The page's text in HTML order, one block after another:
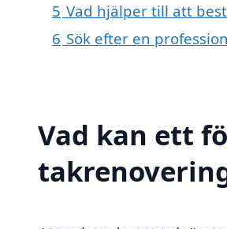
5 Vad hjälper till att
6 Sök efter en
Vad kan ett